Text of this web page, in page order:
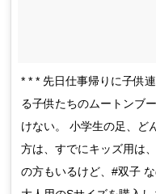
* * * 先日仕事帰りに子供
る子供たちのムートンブ
けない。 小学生の足、ど
方は、すでにキッズ用は
の方もいるけど、#双子